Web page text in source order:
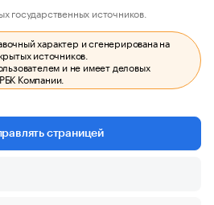
государственных источников.
характер и сгенерирована на
источников.
и не имеет деловых
Компании.
страницей